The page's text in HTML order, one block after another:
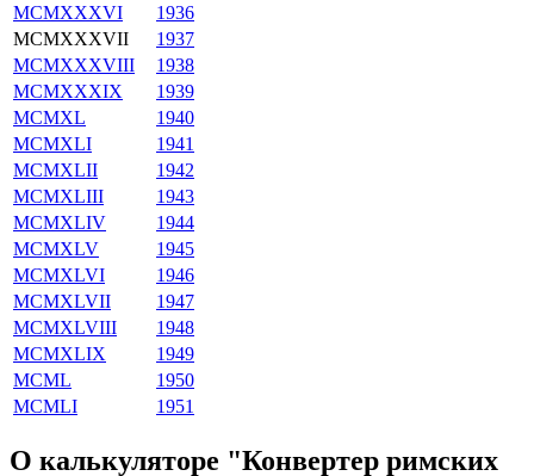
MCMXXXVI
1936
MCMXXXVII
1937
MCMXXXVIII
1938
MCMXXXIX
1939
MCMXL
1940
MCMXLI
1941
MCMXLII
1942
MCMXLIII
1943
MCMXLIV
1944
MCMXLV
1945
MCMXLVI
1946
MCMXLVII
1947
MCMXLVIII
1948
MCMXLIX
1949
MCML
1950
MCMLI
1951
О калькуляторе "Конвертер римских